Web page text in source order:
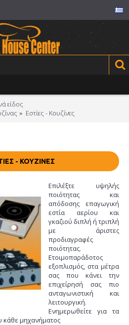
είδος
Εστίες - Κουζίνες
- ΚΟΥΖΊΝΕΣ
Επιλέξτε υψηλής
ποιότητας και
απόδοσης επαγωγική
εστία αερίου και
γκαζιού διπλή ή τριπλή
με άριστες
προδιαγραφές
ποιότητας.
Ετοιμοπαράδοτος
εξοπλισμός, στα μέτρα
σας που κάνει την
επιχείρησή σας πιο
ανταγωνιστική και
λειτουργική.
Ενημερωθείτε για τα
κάθε μηχανήματος